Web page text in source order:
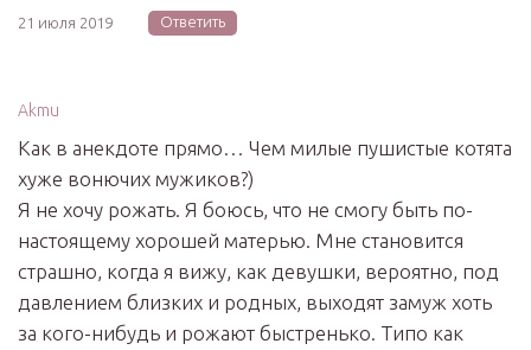
21 июля 2019 Ответить
Akmu
Как в анекдоте прямо… Чем милые пушистые котята
хуже вонючих мужиков?)
Я не хочу рожать. Я боюсь, что не смогу быть по-
настоящему хорошей матерью. Мне становится
страшно, когда я вижу, как девушки, вероятно, под
давлением близких и родных, выходят замуж хоть
за кого-нибудь и рожают быстренько. Типо как